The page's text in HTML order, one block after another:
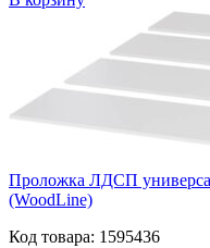
Проложка ЛДСП
(WoodLine)
Код товара: 1595436